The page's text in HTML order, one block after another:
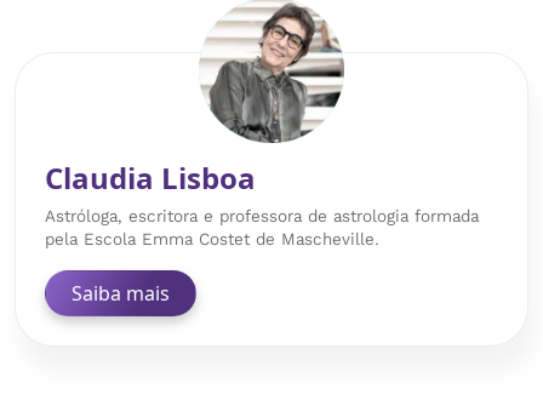
Claudia Lisboa
Astróloga, escritora e professora de astrologia formada
pela Escola Emma Costet de Mascheville.
Saiba mais